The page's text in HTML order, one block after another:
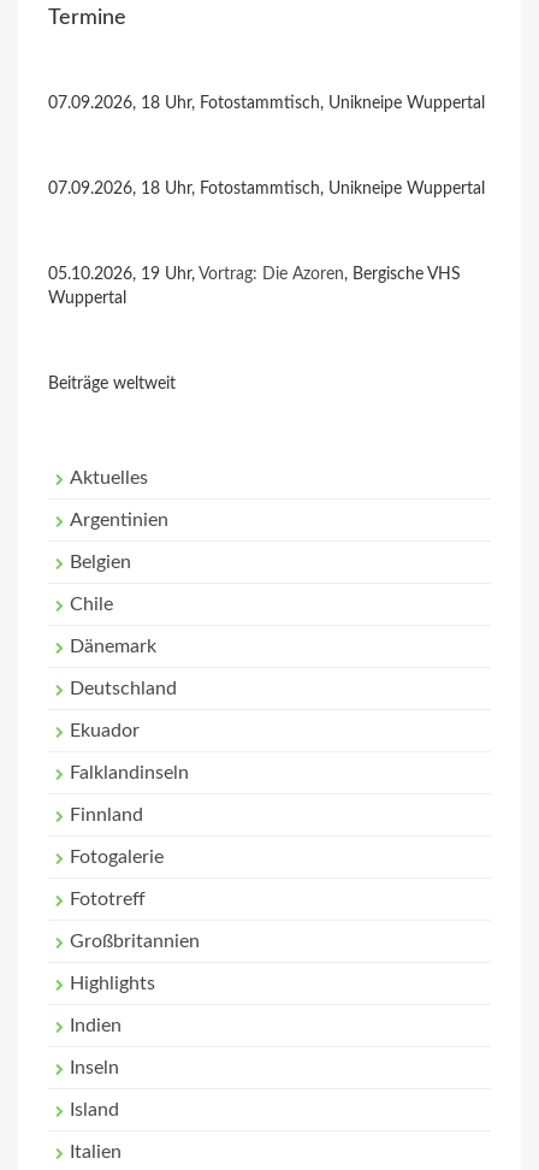
Termine
07.09.2026, 18 Uhr, Fotostammtisch, Unikneipe Wuppertal
07.09.2026, 18 Uhr, Fotostammtisch, Unikneipe Wuppertal
05.10.2026, 19 Uhr, Vortrag: Die Azoren, Bergische VHS
Wuppertal
Beiträge weltweit
Aktuelles
Argentinien
Belgien
Chile
Dänemark
Deutschland
Ekuador
Falklandinseln
Finnland
Fotogalerie
Fototreff
Großbritannien
Highlights
Indien
Inseln
Island
Italien